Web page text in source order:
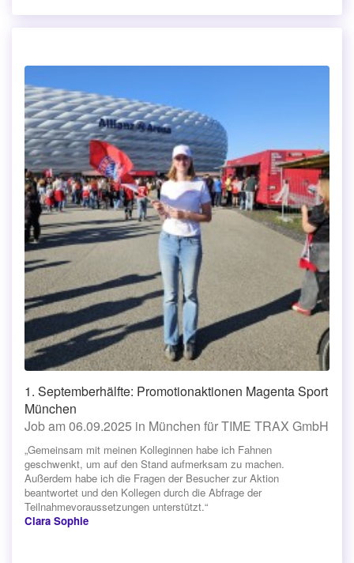
1. Septemberhälfte: Promotionaktionen Magenta Sport
München
Job am 06.09.2025 in München für TIME TRAX GmbH
„Gemeinsam mit meinen Kolleginnen habe ich Fahnen
geschwenkt, um auf den Stand aufmerksam zu machen.
Außerdem habe ich die Fragen der Besucher zur Aktion
beantwortet und den Kollegen durch die Abfrage der
Teilnahmevoraussetzungen unterstützt.“
Clara Sophie